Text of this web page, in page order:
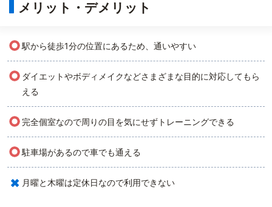
メリット・デメリット
○駅から徒歩1分の位置にあるため、通いやすい
○ ダイエットやボディメイクなどさまざまな目的に対応してもら
える
○ 完全個室なので周りの目を気にせずトレーニングできる
○駐車場があるので車でも通える
× 月曜と木曜は定休日なので利用できない